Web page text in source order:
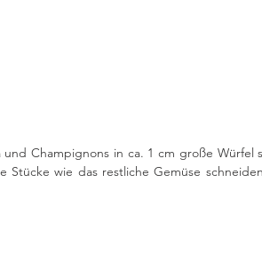
Champignons in ca. 1 cm große Würfel
Stücke wie das restliche Gemüse